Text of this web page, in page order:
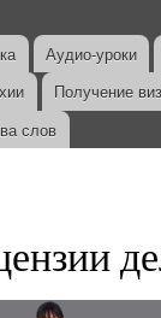
Аудио-уроки
Получение
слов